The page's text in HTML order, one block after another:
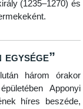
(1235–1270) és
három órakor
Apponyi
híres beszéde,